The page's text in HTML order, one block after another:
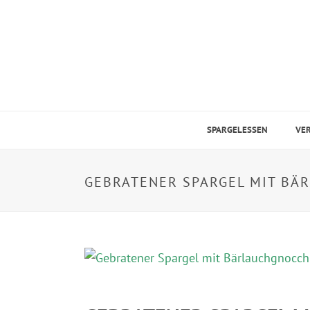
SPARGELESSEN
GEBRATENER SPARGEL MIT